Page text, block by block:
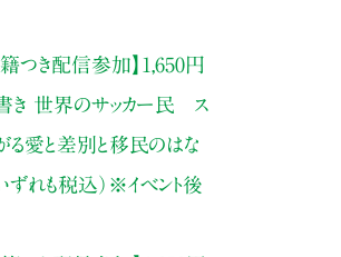
籍つき配信参加】1,650円
き 世界のサッカー民 ス
る愛と差別と移民のはな
ずれも税込）※イベント後